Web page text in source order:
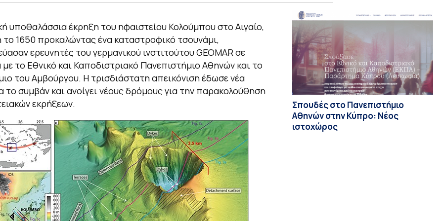
υποθαλάσσια έκρηξη του ηφαιστείου Κολούμπου στο Αιγαίο,
1650 προκαλώντας ένα καταστροφικό τσουνάμι,
ερευνητές του γερμανικού ινστιτούτου GEOMAR σε
με το Εθνικό και Καποδιστριακό Πανεπιστήμιο Αθηνών και το
του Αμβούργου. Η τρισδιάστατη απεικόνιση έδωσε νέα
το συμβάν και ανοίγει νέους δρόμους για την παρακολούθηση
εκρήξεων.
Σπουδές στο Πανεπιστήμιο
Αθηνών στην Κύπρο: Νέος
ιστοχώρος